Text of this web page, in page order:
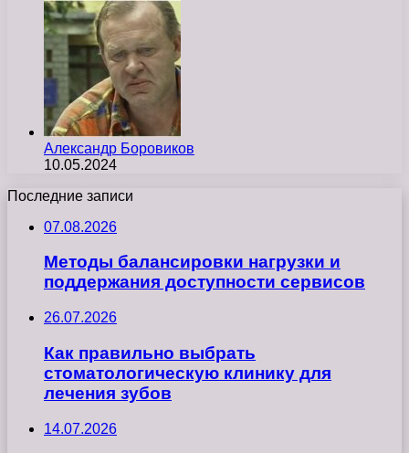
Александр Боровиков
10.05.2024
Последние записи
07.08.2026
Методы балансировки нагрузки и
поддержания доступности сервисов
26.07.2026
Как правильно выбрать
стоматологическую клинику для
лечения зубов
14.07.2026